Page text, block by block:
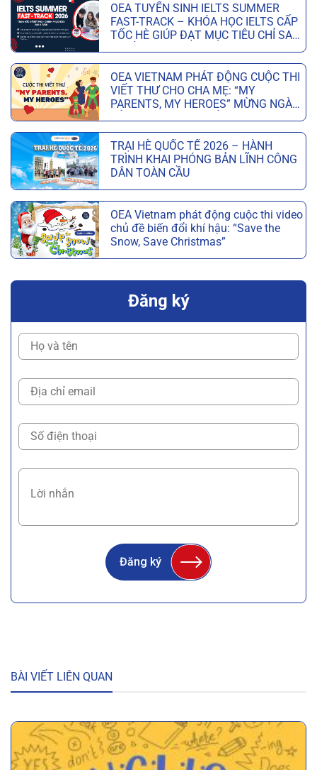
OEA TUYỂN SINH IELTS SUMMER
FAST-TRACK – KHÓA HỌC IELTS CẤP
TỐC HÈ GIÚP ĐẠT MỤC TIÊU CHỈ SAU
OEA VIETNAM PHÁT ĐỘNG CUỘC THI
VIẾT THƯ CHO CHA MẸ: “MY
PARENTS, MY HEROES” MỪNG NGÀY
TRẠI HÈ QUỐC TẾ 2026 – HÀNH
TRÌNH KHAI PHÓNG BẢN LĨNH CÔNG
DÂN TOÀN CẦU
OEA Vietnam phát động cuộc thi video
chủ đề biến đổi khí hậu: “Save the
Snow, Save Christmas”
Đăng ký
Đăng ký
BÀI VIẾT LIÊN QUAN